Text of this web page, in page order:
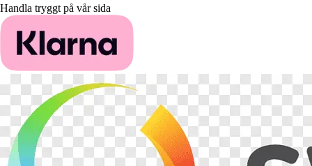
Handla tryggt på vår sida